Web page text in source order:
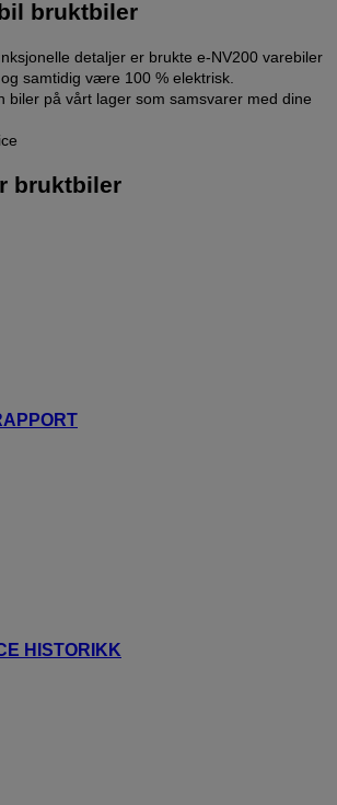
bruktbiler
detaljer er brukte e-NV200 varebiler
samtidig være 100 % elektrisk.
biler på vårt lager som samsvarer med dine
bruktbiler
HISTORIKK